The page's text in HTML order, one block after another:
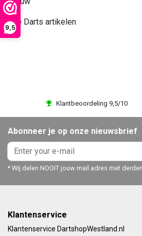
9,5
Alle Darts artikelen
Klantbeoordeling 9,5/10
Abonneer je op onze nieuwsbrief
* Wij delen NOOIT jouw mail adres met
Klantenservice
Klantenservice DartshopWestland.nl